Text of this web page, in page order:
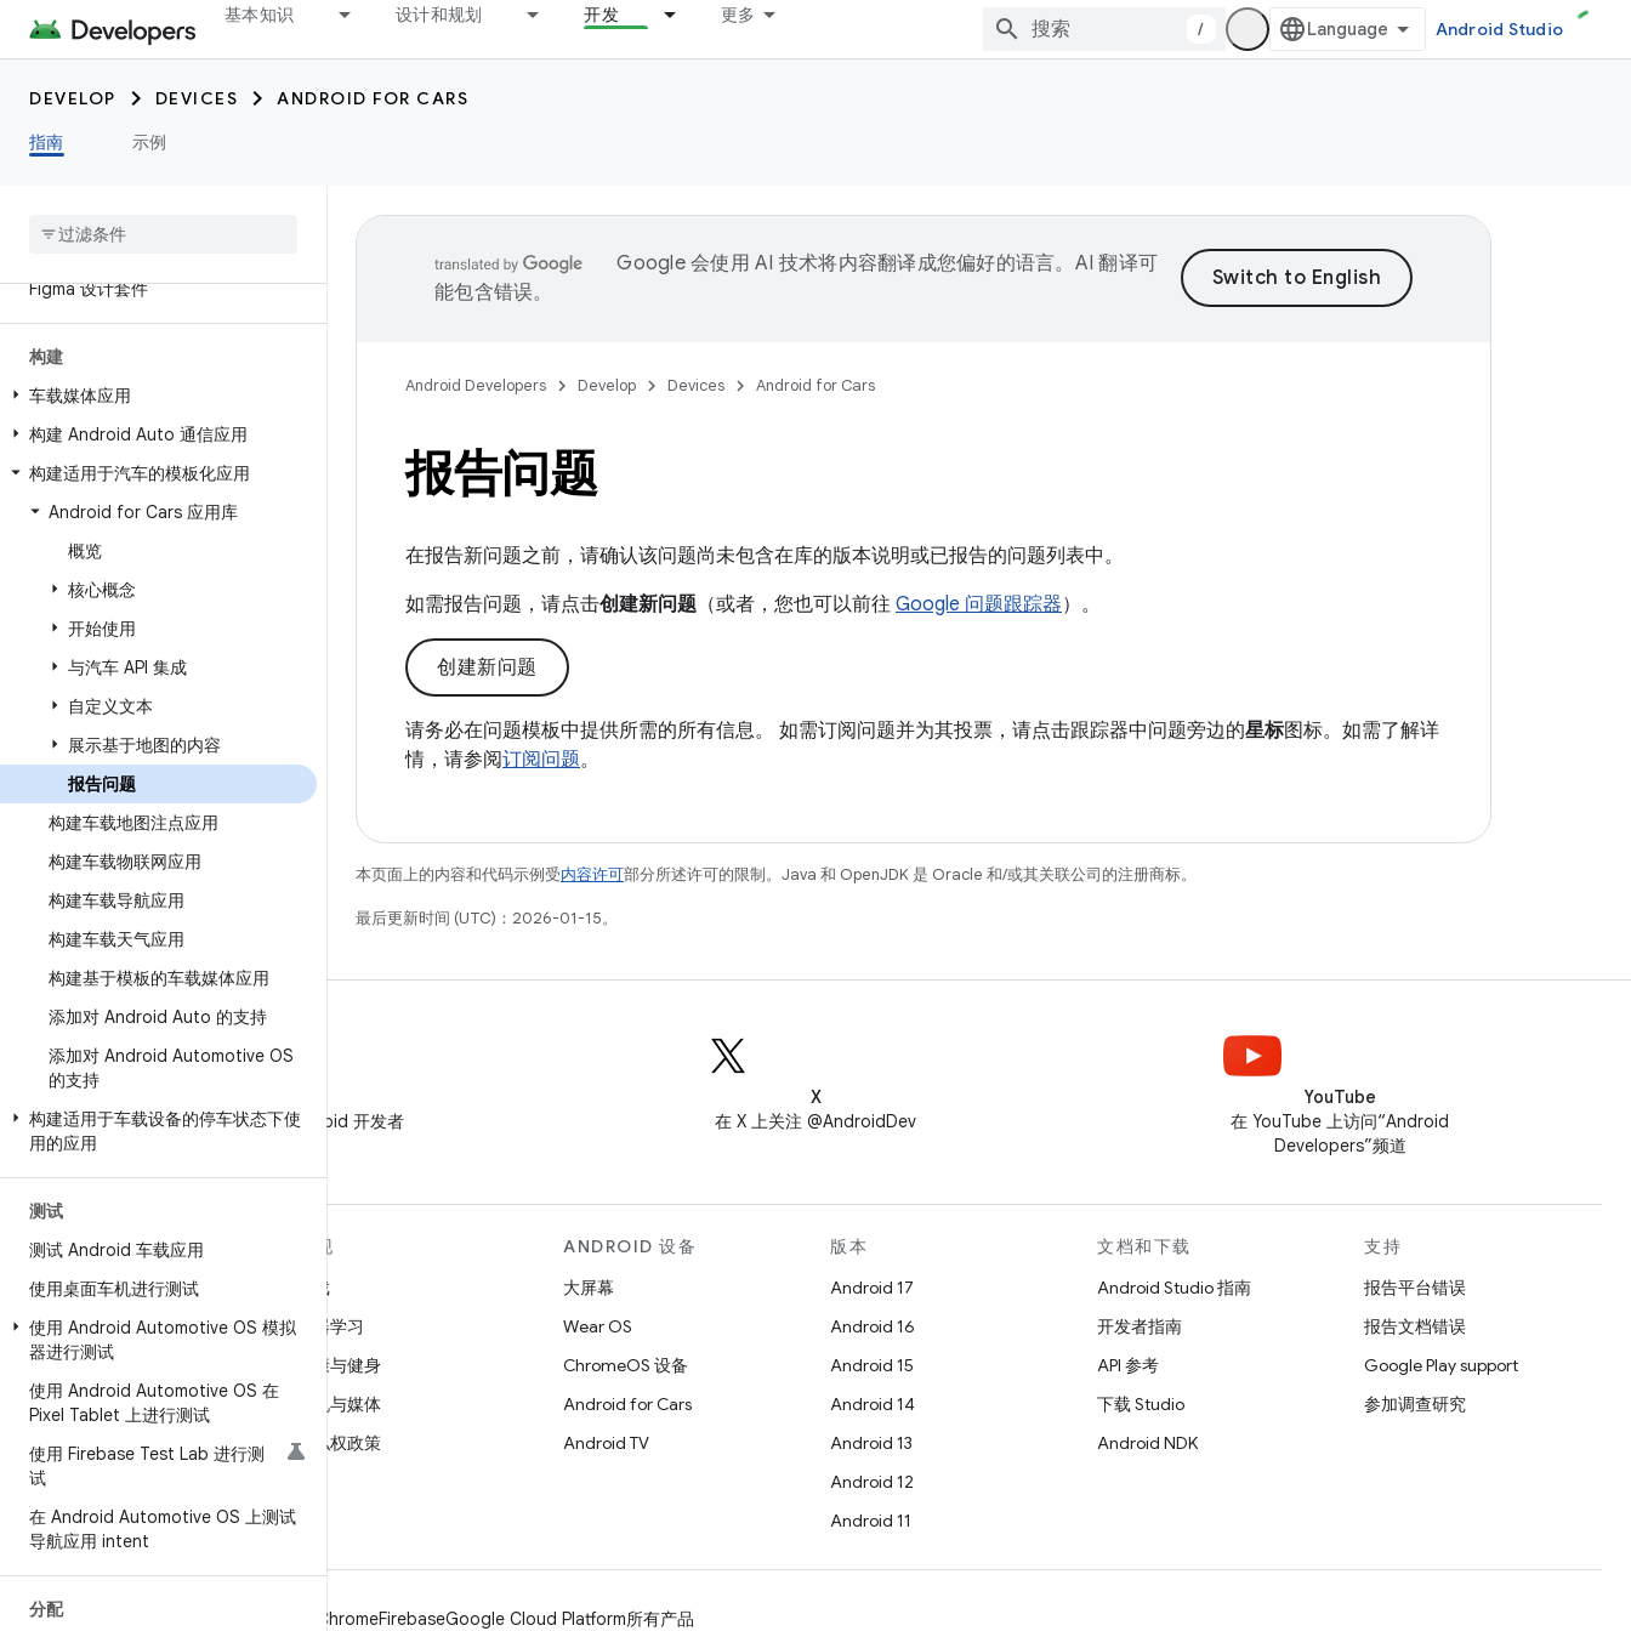
基本知识 设计和规划 开发 更多
/ Android Studio
DEVELOP DEVICES
ANDROID FOR CARS
指南
示例
Android for Cars 简介
新变化
汽车应用质量 ⍈
平台
面向汽车设计应用
Figma 设计套件
构建
车载媒体应用
构建 Android Auto 通信应用
构建适用于汽车的模板化应用
Android for Cars 应用库
概览
核心概念
开始使用
与汽车 API 集成
自定义文本
展示基于地图的内容
报告问题
构建车载地图注点应用
构建车载物联网应用
构建车载导航应用
构建车载天气应用
构建基于模板的车载媒体应用
添加对 Android Auto 的支持
添加对 Android Automotive OS
的支持
构建适用于车载设备的停车状态下使
用的应用
测试
测试 Android 车载应用
使用桌面车机进行测试
使用 Android Automotive OS 模拟
器进行测试
使用 Android Automotive OS 在
Pixel Tablet 上进行测试
使用 Firebase Test Lab 进行测
试
在 Android Automotive OS 上测试
导航应用 intent
分配
Google 会使用 AI 技术将内容翻译成您偏好的语言。AI 翻译可
能包含错误。
Android Developers Develop Devices Android for Cars
报告问题
在报告新问题之前，请确认该问题尚未包含在库的版本说明或已报告的问题列表中。
如需报告问题，请点击创建新问题 （或者，您也可以前往 Google 问题跟踪器）。
创建新问题
请务必在问题模板中提供所需的所有信息。 如需订阅问题并为其投票，请点击跟踪器中问题旁边的星标图标。如需了解详
情，请参阅订阅问题。
本页面上的内容和代码示例受内容许可部分所述许可的限制。Java 和 OpenJDK 是 Oracle 和/或其关联公司的注册商标。
最后更新时间 (UTC)：2026-01-15。
在微信中关注 Android 开发者
X
在 X 上关注 @AndroidDev
YouTube
在 YouTube 上访问“Android
Developers”频道
关于 ANDROID
Android
适用于企业的 Android
安全
源代码
新闻
博客
播客
发现
游戏
机器学习
健康与健身
相机与媒体
隐私权政策
ANDROID 设备
大屏幕
Wear OS
ChromeOS 设备
Android for Cars
Android TV
版本
Android 17
Android 16
Android 15
Android 14
Android 13
Android 12
Android 11
文档和下载
Android Studio 指南
开发者指南
API 参考
下载 Studio
Android NDK
支持
报告平台错误
报告文档错误
Google Play support
参加调查研究
ChromeFirebaseGoogle Cloud Platform所有产品